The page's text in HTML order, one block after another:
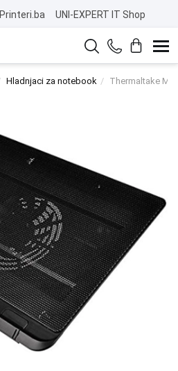
Printeri.ba UNI-EXPERT IT Shop
Hladnjaci za notebook Thermaltake